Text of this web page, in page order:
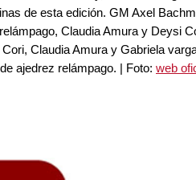
de esta edición. GM Axel
Claudia Amura y Deysi
Claudia Amura y Gabriela
ajedrez relámpago. | Foto: web